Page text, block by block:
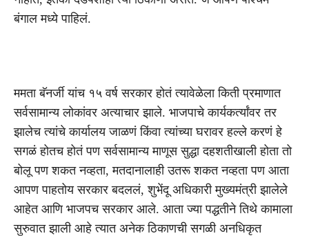
बंगाल मध्ये पाहिलं.
ममता बॅनर्जी यांच १५ वर्ष सरकार होतं त्यावेळेला किती प्रमाणात
सर्वसामान्य लोकांवर अत्याचार झाले. भाजपाचे कार्यकर्त्यांवर तर
झालेच त्यांचे कार्यालय जाळणं किंवा त्यांच्या घरावर हल्ले करणं हे
सगळं होतच होतं पण सर्वसामान्य माणूस सुद्धा दहशतीखाली होता तो
बोलू पण शकत नव्हता, मतदानालाही उतरू शकत नव्हता पण आता
आपण पाहतोय सरकार बदललं, शुभेंदू अधिकारी मुख्यमंत्री झालेले
आहेत आणि भाजपच सरकार आले. आता ज्या पद्धतीने तिथे कामाला
सुरुवात झाली आहे त्यात अनेक ठिकाणची सगळी अनधिकृत